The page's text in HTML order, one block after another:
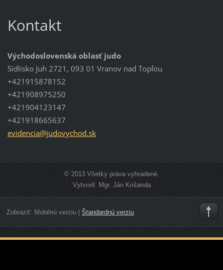
Kontakt
Východoslovenská oblasť judo
Sídlisko Juh 2721, 093 01 Vranov nad Topľou
+421915878152
+421908975250
+421904123147
+421918665637
evidencia@judovychod.sk
© 2013 Všetky práva vyhradené.
Vytvoril: Mgr. Ján Krišanda
Zobraziť: Mobilnú verziu| Štandardnú verziu